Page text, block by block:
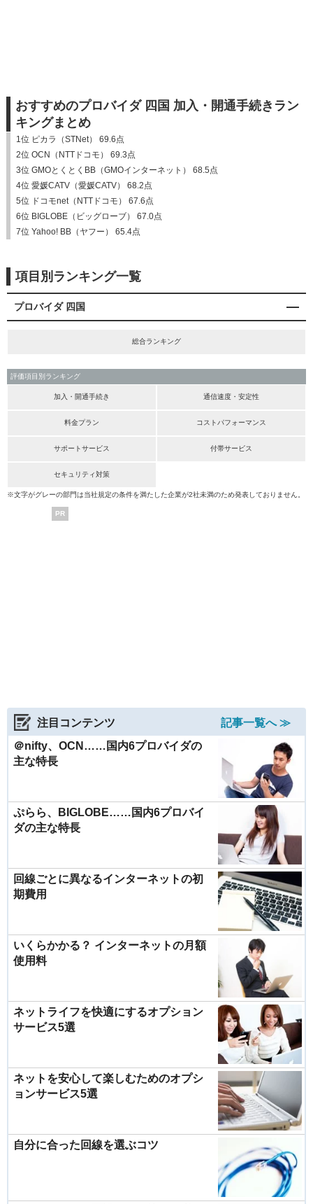
おすすめのプロバイダ 四国 加入・開通手続きラン
キングまとめ
1位 ピカラ（STNet） 69.6点
2位 OCN（NTTドコモ） 69.3点
3位 GMOとくとくBB（GMOインターネット） 68.5点
4位 愛媛CATV（愛媛CATV） 68.2点
5位 ドコモnet（NTTドコモ） 67.6点
6位 BIGLOBE（ビッグローブ） 67.0点
7位 Yahoo! BB（ヤフー） 65.4点
項目別ランキング一覧
プロバイダ 四国
総合ランキング
評価項目別ランキング
加入・開通手続き 通信速度・安定性
料金プラン コストパフォーマンス
サポートサービス 付帯サービス
セキュリティ対策
※文字がグレーの部門は当社規定の条件を満たした企業が2社未満のため発表しておりません。
PR
注目コンテンツ
記事一覧へ ≫
＠nifty、OCN……国内6プロバイダの
主な特長
ぷらら、BIGLOBE……国内6プロバイ
ダの主な特長
回線ごとに異なるインターネットの初
期費用
いくらかかる？ インターネットの月額
使用料
ネットライフを快適にするオプション
サービス5選
ネットを安心して楽しむためのオプシ
ョンサービス5選
自分に合った回線を選ぶコツ